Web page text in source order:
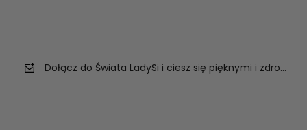
Dołącz do Świata LadySi i ciesz się pięknymi i